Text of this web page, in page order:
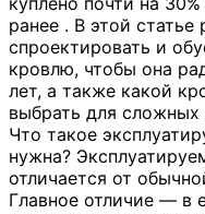
ранее . В этой статье
спроектировать и
кровлю, чтобы она
лет, а также какой
выбрать для
Что такое
нужна?
отличается от
Главное отличие — в